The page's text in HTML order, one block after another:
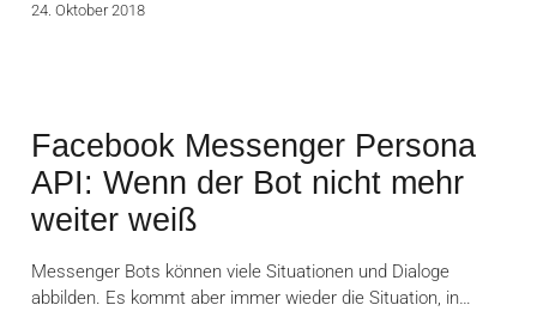
24. Oktober 2018
Facebook Messenger Persona
API: Wenn der Bot nicht mehr
weiter weiß
Messenger Bots können viele Situationen und Dialoge
abbilden. Es kommt aber immer wieder die Situation, in…